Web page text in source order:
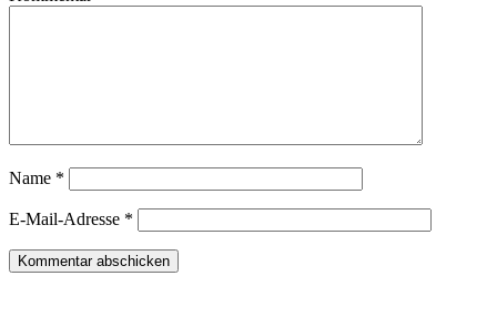
Name *
E-Mail-Adresse *